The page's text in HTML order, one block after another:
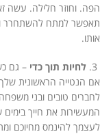
תאפשר למתח להשתחרר
אותו.
לחיות תוך כדי – גם
אם הנטייה הראשונית
לחברים טובים ובני
המעשירות את חייך
לעצמך להינמס מחיוכם